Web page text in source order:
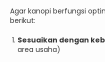
Agar kanopi berfungsi
berikut:
Sesuaikan dengan
area usaha)